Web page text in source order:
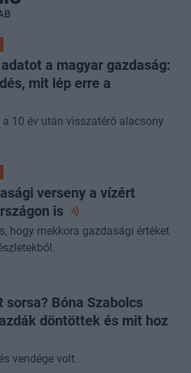
a magyar gazdaság:
mit lép erre a
10 év után visszatérő alacsony
verseny a vízért
is
hogy mekkora gazdasági értéket
sorsa? Bóna Szabolcs
döntöttek és mit hoz
vendége volt.